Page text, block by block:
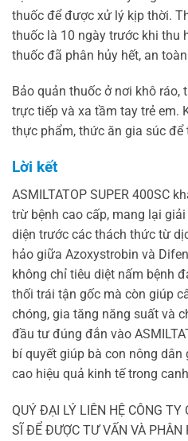
thuốc để được xử lý kịp thời.
thuốc là 10 ngày trước khi thu
thuốc đã phân hủy hết, an
Bảo quản thuốc ở nơi khô ráo,
trực tiếp và xa tầm tay trẻ em.
thực phẩm, thức ăn gia súc
Lời kết
ASMILTATOP SUPER 400SC
trừ bệnh cao cấp, mang lại
diện trước các thách thức từ
hảo giữa Azoxystrobin và
không chỉ tiêu diệt nấm bệnh
thối trái tận gốc mà còn giúp
chóng, gia tăng năng suất và
đầu tư đúng đắn vào
bí quyết giúp bà con nông
cao hiệu quả kinh tế trong
QUÝ ĐẠI LÝ LIÊN HỆ CÔNG
SĨ ĐỂ ĐƯỢC TƯ VẤN VÀ PHÂN